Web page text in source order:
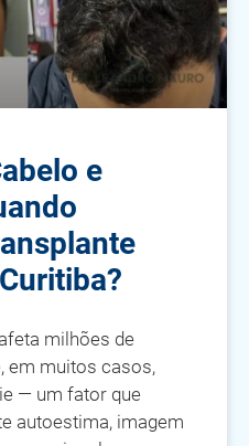
e
milhões de
em muitos casos,
— um fator que
autoestima, imagem